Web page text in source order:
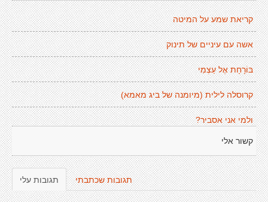
קריאת שמע על המיטה
אשה עם עיניים של תינוק
בּוֹרָחָת אֶל עַצְמִי
קרוסלה לילית (מיומנה של ביג מאמא)
ולמי אני אסביר?
קשור אלי
תגובות עלי תגובות שכתבתי